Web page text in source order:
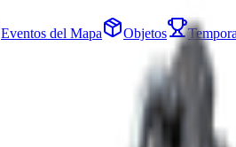
Eventos del Mapa Objetos